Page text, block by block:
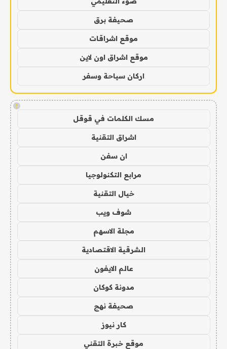
صحيفة برق
موقع اشراقات
موقع اشراق اون لاين
اركان سياحة وسفر
!
مسك الكلمات في قوقل
اشراق التقنية
ان سفن
مرابع التكنولوجيا
خيال التقنية
شوف ويب
مجلة الاسهم
الشرقية الاقتصادية
عالم الايفون
مدونة كوكان
صحيفة نهج
كار نيوز
موقع خبرة التقني